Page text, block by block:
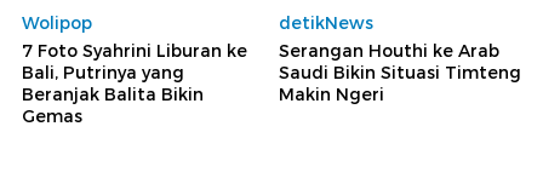
Wolipop
7 Foto Syahrini Liburan ke
Bali, Putrinya yang
Beranjak Balita Bikin
Gemas
detikNews
Serangan Houthi ke Arab
Saudi Bikin Situasi Timteng
Makin Ngeri